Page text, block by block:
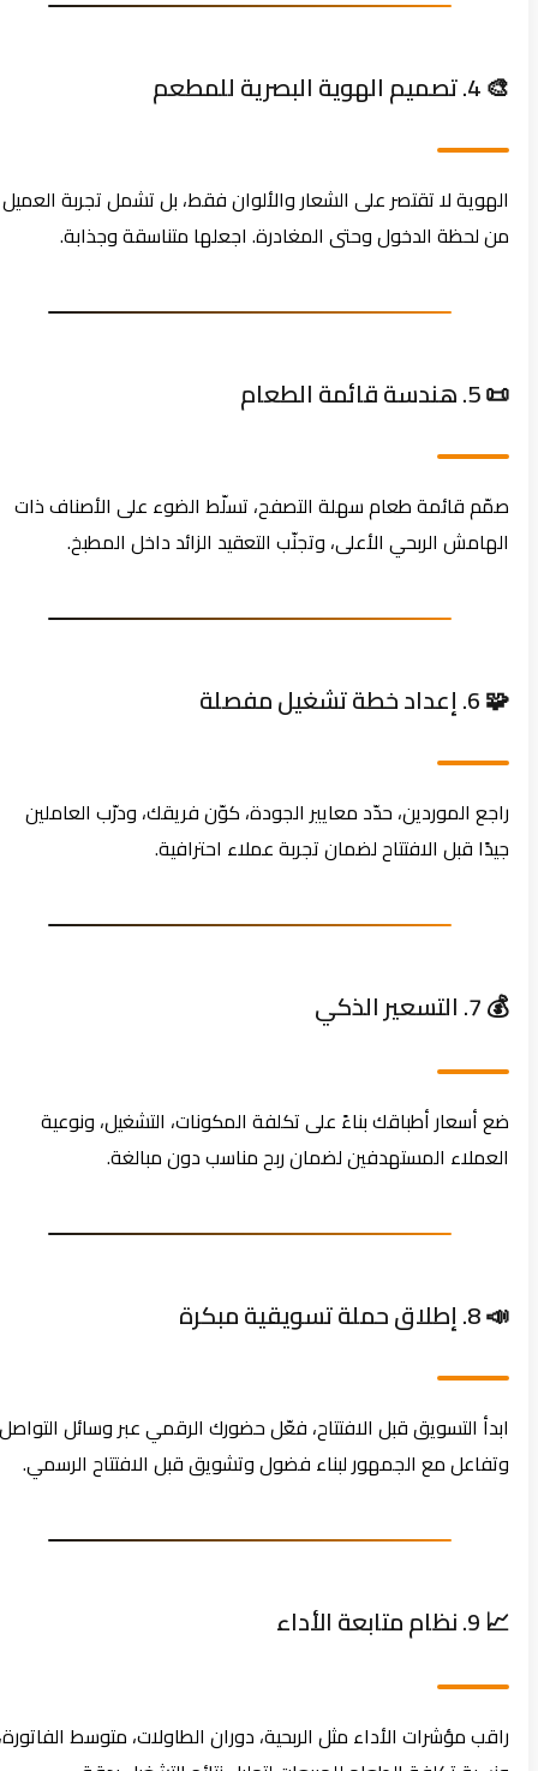
الهوية لا تقتصر على الشعار والألوان فقط، بل تشمل تجربة العميل
من لحظة الدخول وحتى المغادرة. اجعلها متناسقة وجذابة.
صمّم قائمة طعام سهلة التصفح، تسلّط الضوء على الأصناف ذات
الهامش الربحي الأعلى، وتجنّب التعقيد الزائد داخل المطبخ.
راجع الموردين، حدّد معايير الجودة، كوّن فريقك، ودرّب العاملين
جيدًا قبل الافتتاح لضمان تجربة عملاء احترافية.
ضع أسعار أطباقك بناءً على تكلفة المكونات، التشغيل، ونوعية
العملاء المستهدفين لضمان ربح مناسب دون مبالغة.
ابدأ التسويق قبل الافتتاح، فعّل حضورك الرقمي عبر وسائل التواصل،
وتفاعل مع الجمهور لبناء فضول وتشويق قبل الافتتاح الرسمي.
راقب مؤشرات الأداء مثل الربحية، دوران الطاولات، متوسط الفاتورة،